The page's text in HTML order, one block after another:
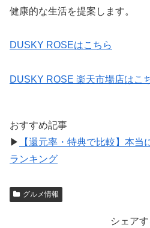
健康的な生活を提案します。
DUSKY ROSEはこちら
DUSKY ROSE 楽天市場店はこ
おすすめ記事
▶
【還元率・特典で比較】本
ランキング
グルメ情報
シェアす